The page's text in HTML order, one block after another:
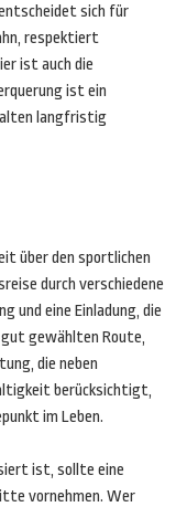
sich für
respektiert
ist auch die
ist ein
langfristig
über den sportlichen
durch verschiedene
und eine Einladung, die
gewählten Route,
die neben
berücksichtigt,
im Leben.
ist, sollte eine
vornehmen. Wer